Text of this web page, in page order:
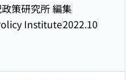
策研究所 編集
Institute2022.10